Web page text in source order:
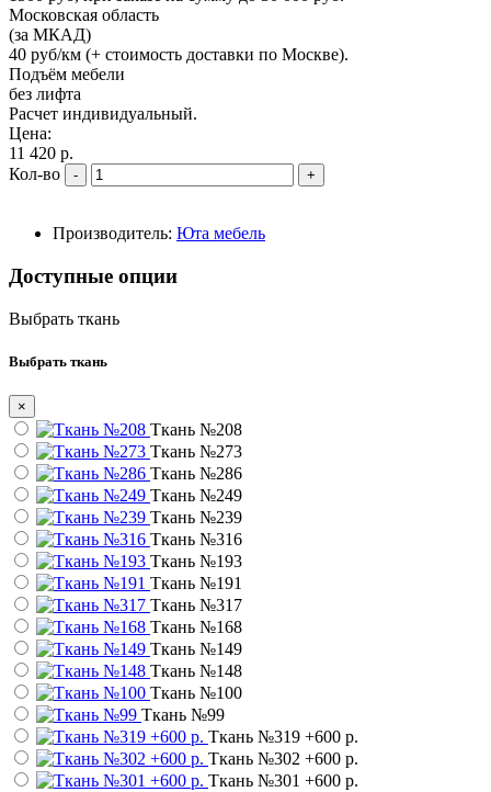
Московская область
(за МКАД)
40 руб/км (+ стоимость доставки по Москве).
Подъём мебели
без лифта
Расчет индивидуальный.
Цена:
11 420 р.
Кол-во
- +
Производитель: Юта мебель
Доступные опции
Выбрать ткань
Выбрать ткань
×
Ткань №208
Ткань №273
Ткань №286
Ткань №249
Ткань №239
Ткань №316
Ткань №193
Ткань №191
Ткань №317
Ткань №168
Ткань №149
Ткань №148
Ткань №100
Ткань №99
Ткань №319 +600 р.
Ткань №302 +600 р.
Ткань №301 +600 р.